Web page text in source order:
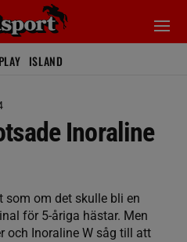
PLAY ISLAND
Inoraline
som om det skulle bli en
för 5-åriga hästar. Men
och Inoraline W såg till att